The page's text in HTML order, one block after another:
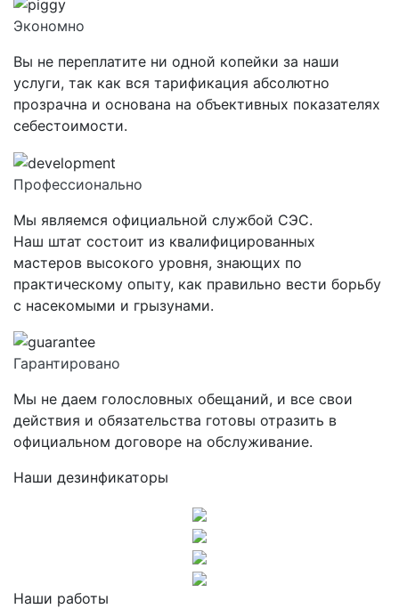
Экономно
Вы не переплатите ни одной копейки за наши
услуги, так как вся тарификация абсолютно
прозрачна и основана на объективных показателях
себестоимости.
Профессионально
Мы являемся официальной службой СЭС.
Наш штат состоит из квалифицированных
мастеров высокого уровня, знающих по
практическому опыту, как правильно вести борьбу
с насекомыми и грызунами.
Гарантировано
Мы не даем голословных обещаний, и все свои
действия и обязательства готовы отразить в
официальном договоре на обслуживание.
Наши дезинфикаторы
Наши работы